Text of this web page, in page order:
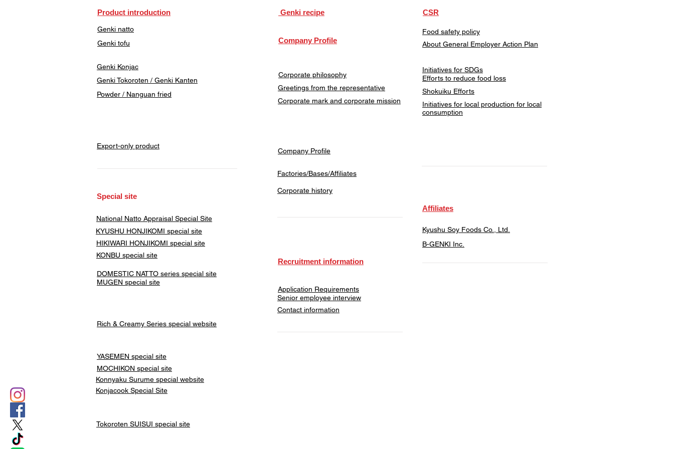
Product introduction
Genki natto
Genki tofu
​ Genki recipe CSR
Company Profile
Food safety policy
About General Employer Action Plan
Genki Konjac
Genki Tokoroten / Genki Kanten
​Powder / Nanguan fried
Corporate philosophy
Greetings from the representative
Corporate mark and corporate mission
Initiatives for SDGs
Efforts to reduce food loss
Shokuiku Efforts
Initiatives for local production for local
consumption
Export-only product
Company Profile
Factories/Bases/Affiliates
​Special site
Corporate history
​Affiliates
​National Natto Appraisal Special Site
KYUSHU HONJIKOMI special site
HIKIWARI HONJIKOMI special site
KONBU special site
Kyushu Soy Foods Co., Ltd.
​B-GENKI Inc.
Recruitment information
DOMESTIC NATTO series special site
MUGEN special site
Application Requirements
Senior employee interview
​Contact information
Rich & Creamy Series special website
YASEMEN special site
​MOCHIKON special site
Konnyaku Surume special website
Konjacook Special Site
​Tokoroten SUISUI special site